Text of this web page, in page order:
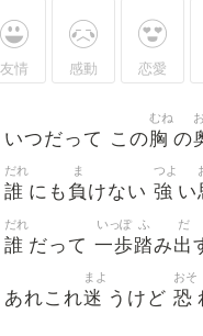
友情 感動 恋愛
いつだって この胸
むね
の
誰
だれ
にも 負
ま
けない 強
つよ
い
誰
だれ
だって 一歩
いっぽ
踏
ふ
み出
だ
あれこれ迷
まよ
うけど 恐
おそ